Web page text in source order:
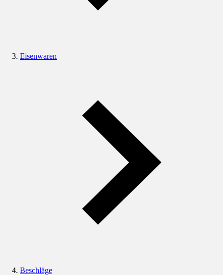
Eisenwaren
Beschläge